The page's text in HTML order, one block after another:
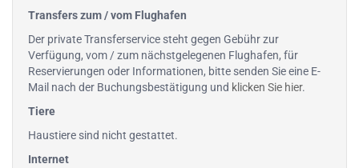
Transfers zum / vom Flughafen
Der private Transferservice steht gegen Gebühr zur
Verfügung, vom / zum nächstgelegenen Flughafen, für
Reservierungen oder Informationen, bitte senden Sie eine E-
Mail nach der Buchungsbestätigung und klicken Sie hier.
Tiere
Haustiere sind nicht gestattet.
Internet